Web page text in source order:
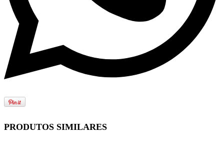
PRODUTOS SIMILARES